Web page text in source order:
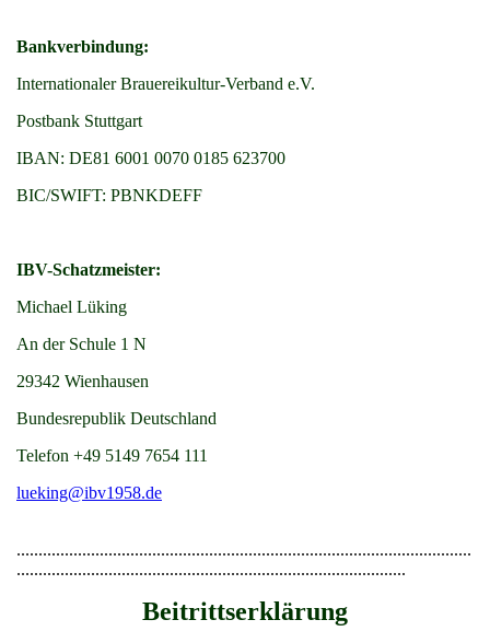
Bankverbindung:
Internationaler Brauereikultur-Verband e.V.
Postbank Stuttgart
IBAN: DE81 6001 0070 0185 623700
BIC/SWIFT: PBNKDEFF
IBV-Schatzmeister:
Michael Lüking
An der Schule 1 N
29342 Wienhausen
Bundesrepublik Deutschland
Telefon +49 5149 7654 111
lueking@ibv1958.de
........................................................................................................
.........................................................................................
Beitrittserklärung